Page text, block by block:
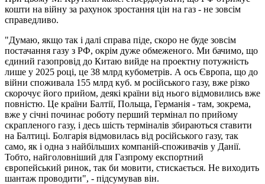
кошти на війну за рахунок зростання цін на газ - не зовсім
справедливо.
"Думаю, якщо так і далі справа піде, скоро не буде зовсім
постачання газу з РФ, окрім дуже обмеженого. Ми бачимо, що
єдиний газопровід до Китаю вийде на проектну потужність
лише у 2025 році, це 38 млрд кубометрів. А ось Європа, що до
війни споживала 155 млрд куб. м російського газу, вже різко
скорочує його прийом, деякі країни від нього відмовились вже
повністю. Це країни Балтії, Польща, Германія - там, зокрема,
вже у січні починає роботу перший термінал по прийому
скрапленого газу, і десь шість терміналів збираються ставити
на Балтиці. Болгарія відмовилась від російського газу, так
само, як і одна з найбільших компаній-споживачів у Данії.
Тобто, найголовніший для Газпрому експортний
європейський ринок, так би мовити, стискається. Не виходить
шантаж проводити", - підсумував він.